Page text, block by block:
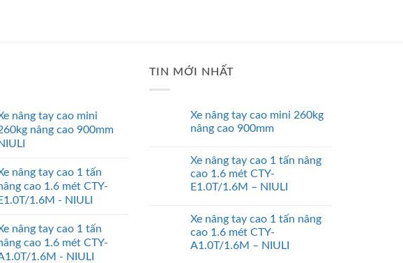
nâng tay cao mini
nâng cao 900mm
nâng tay cao 1 tấn
cao 1.6 mét CTY-
E1.0T/1.6M - NIULI
nâng tay cao 1 tấn
cao 1.6 mét CTY-
1.6M - NIULI
TIN MỚI NHẤT
Xe nâng tay cao mini 260kg
nâng cao 900mm
Xe nâng tay cao 1 tấn nâng
cao 1.6 mét CTY-
E1.0T/1.6M – NIULI
Xe nâng tay cao 1 tấn nâng
cao 1.6 mét CTY-
A1.0T/1.6M – NIULI